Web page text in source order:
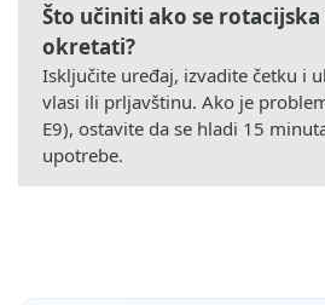
Što učiniti ako se
okretati?
Isključite uređaj, izvadite četku i
vlasi ili prljavštinu. Ako je
E9), ostavite da se hladi 15
upotrebe.